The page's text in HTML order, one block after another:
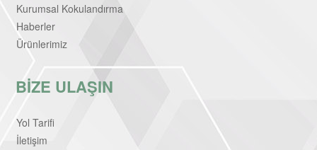
Kurumsal Kokulandırma
Haberler
Ürünlerimiz
BİZE ULAŞIN
Yol Tarifi
İletişim